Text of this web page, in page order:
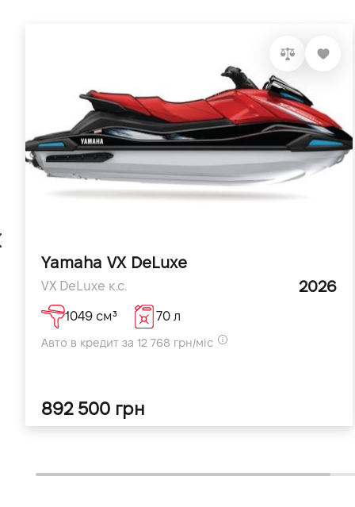
Висота транця
Матеріал корпусу
Yamaha VX DeLuxe
VX DeLuxe к.с. 2026
1049 см³ 70 л
Авто в кредит за 12 768 грн/міс
892 500 грн